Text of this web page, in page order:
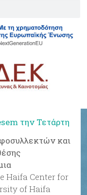
την Τετάρτη
και
Haifa Center for
of Haifa